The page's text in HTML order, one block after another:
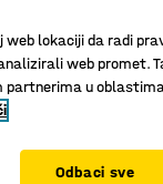
web lokaciji da radi
web promet.
u
Odbaci sve